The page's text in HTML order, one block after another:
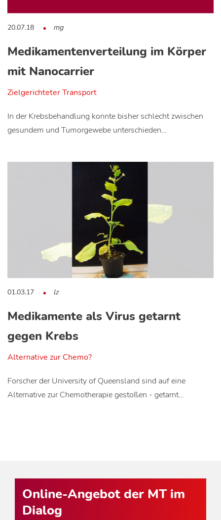
20.07.18 mg
Medikamentenverteilung im Körper
mit Nanocarrier
Zielgerichteter Transport
In der Krebsbehandlung konnte bisher schlecht zwischen
gesundem und Tumorgewebe unterschieden…
01.03.17 lz
Medikamente als Virus getarnt
gegen Krebs
Alternative zur Chemo?
Forscher der University of Queensland sind auf eine
Alternative zur Chemotherapie gestoßen - getarnt…
Online-Angebot der MT im
Dialog